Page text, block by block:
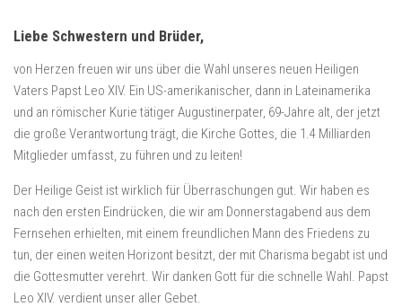
Liebe Schwestern und Brüder,
von Herzen freuen wir uns über die Wahl unseres neuen Heiligen
Vaters Papst Leo XIV. Ein US-amerikanischer, dann in Lateinamerika
und an römischer Kurie tätiger Augustinerpater, 69-Jahre alt, der jetzt
die große Verantwortung trägt, die Kirche Gottes, die 1.4 Milliarden
Mitglieder umfasst, zu führen und zu leiten!
Der Heilige Geist ist wirklich für Überraschungen gut. Wir haben es
nach den ersten Eindrücken, die wir am Donnerstagabend aus dem
Fernsehen erhielten, mit einem freundlichen Mann des Friedens zu
tun, der einen weiten Horizont besitzt, der mit Charisma begabt ist und
die Gottesmutter verehrt. Wir danken Gott für die schnelle Wahl. Papst
Leo XIV. verdient unser aller Gebet.